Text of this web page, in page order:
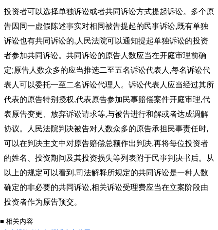
投资者可以选择单独诉讼或者共同诉讼方式提起诉讼。多个原
告因同一虚假陈述事实对相同被告提起的民事诉讼,既有单独
诉讼也有共同诉讼的,人民法院可以通知提起单独诉讼的投资
者参加共同诉讼。共同诉讼的原告人数应当在开庭审理前确
定;原告人数众多的应当推选二至五名诉讼代表人,每名诉讼代
表人可以委托一至二名诉讼代理人。诉讼代表人应当经过其所
代表的原告特别授权,代表原告参加民事赔偿案件开庭审理,代
表原告变更、放弃诉讼请求等,与被告进行和解或者达成调解
协议。人民法院判决被告对人数众多的原告承担民事责任时,
可以在判决主文中对原告赔偿总额作出判决,再将每位投资者
的姓名、投资期间及其投资损失等列表附于民事判决书后。从
以上的规定可以看到,司法解释所规定的共同诉讼是一种人数
确定的非必要的共同诉讼,相关诉讼受理费应当在立案阶段由
投资者作为原告预交。
■ 相关内容